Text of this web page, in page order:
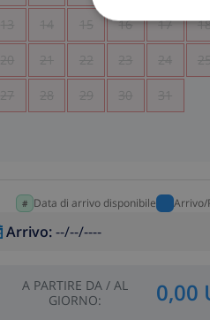
13 14 15 16 17
20 21 22 23 24 25
27 28 29 30 31
Data di arrivo disponibile Arrivo/
Arrivo:--/--/----
A PARTIRE DA / AL
GIORNO: 0,00